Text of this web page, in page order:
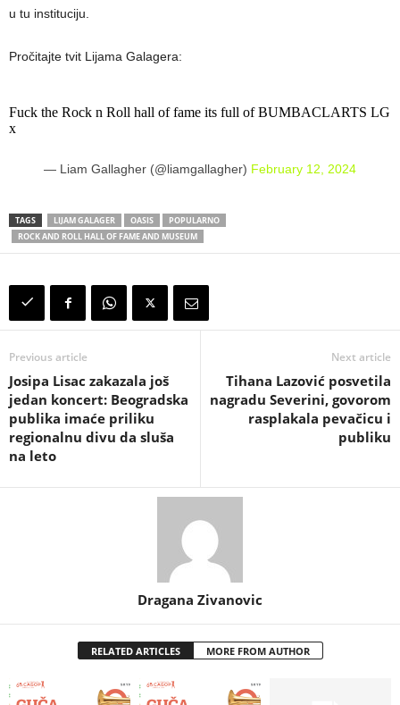
u tu instituciju.
Pročitajte tvit Lijama Galagera:
Fuck the Rock n Roll hall of fame its full of BUMBACLARTS LG
x
— Liam Gallagher (@liamgallagher) February 12, 2024
TAGS LIJAM GALAGER OASIS
POPULARNO
ROCK AND ROLL HALL OF FAME AND MUSEUM
Previous article
Josipa Lisac zakazala još
jedan koncert: Beogradska
publika imaće priliku
regionalnu divu da sluša
na leto
Next article
Tihana Lazović posvetila
nagradu Severini, govorom
rasplakala pevačicu i
publiku
Dragana Zivanovic
RELATED ARTICLES MORE FROM AUTHOR